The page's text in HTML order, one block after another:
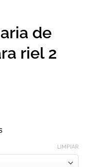
de
riel 2
LIMPIAR